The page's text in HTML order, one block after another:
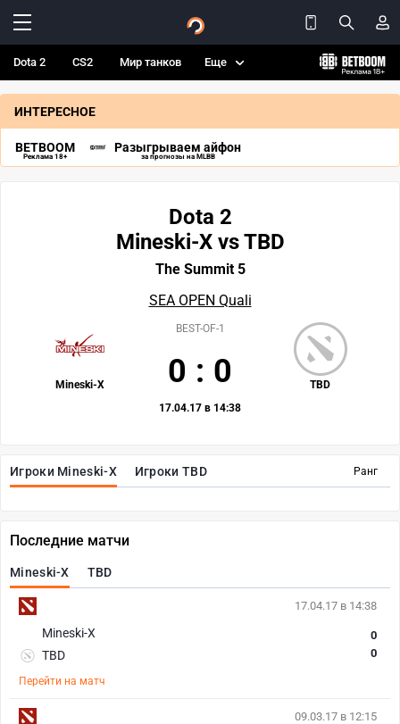
Dota 2 CS2 Мир танков Еще
ИНТЕРЕСНОЕ
BETBOOM
Реклама 18+
Разыгрываем айфон
за прогнозы на MLBB
Ранг
Игроки Mineski-X Игроки TBD
Dota 2
Mineski-X vs TBD
The Summit 5
SEA OPEN Quali
Mineski-X TBD
BEST-OF-1
0 : 0
17.04.17 в 14:38
Последние матчи
Mineski-X TBD
17.04.17 в 14:38
Mineski-X
TBD
0
0
Перейти на матч
09.03.17 в 12:15